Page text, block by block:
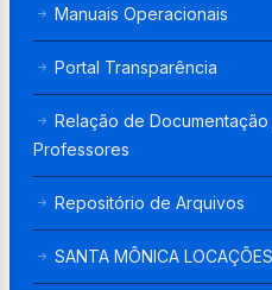
Manuais Operacionais
Portal Transparência
Relação de
Professores
Repositório de Arquivos
SANTA MÔNICA